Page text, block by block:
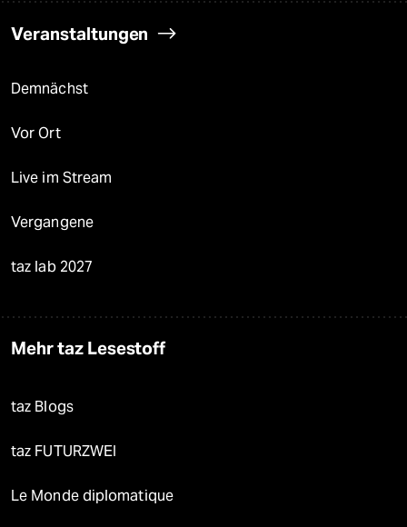
Veranstaltungen
Demnächst
Vor Ort
Live im Stream
Vergangene
taz lab 2027
Mehr taz Lesestoff
taz Blogs
taz FUTURZWEI
Le Monde diplomatique